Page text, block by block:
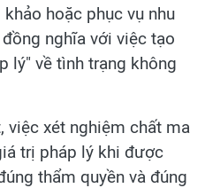
hoặc phục vụ nhu
nghĩa với việc tạo
lý" về tình trạng không
việc xét nghiệm chất ma
trị pháp lý khi được
thẩm quyền và đúng